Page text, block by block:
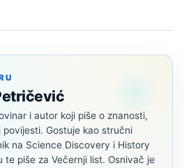
i autor koji piše o znanosti,
povijesti. Gostuje kao stručni
na Science Discovery i History
te piše za Večernji list. Osnivač je